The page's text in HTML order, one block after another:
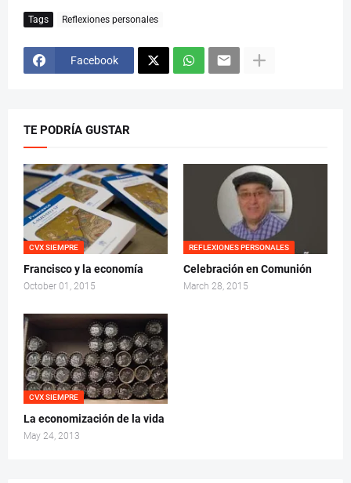
Tags Reflexiones personales
Facebook
TE PODRÍA GUSTAR
CVX SIEMPRE
Francisco y la economía
October 01, 2015
REFLEXIONES PERSONALES
Celebración en Comunión
March 28, 2015
CVX SIEMPRE
La economización de la vida
May 24, 2013